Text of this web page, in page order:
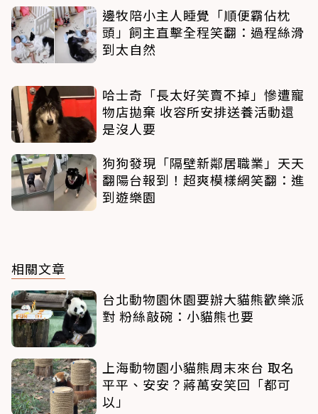
邊牧陪小主人睡覺「順便霸佔枕
頭」飼主直擊全程笑翻：過程絲滑
到太自然
哈士奇「長太好笑賣不掉」慘遭寵
物店拋棄 收容所安排送養活動還
是沒人要
狗狗發現「隔壁新鄰居職業」天天
翻陽台報到！超爽模樣網笑翻：進
到遊樂園
相關文章
台北動物園休園要辦大貓熊歡樂派
對 粉絲敲碗：小貓熊也要
上海動物園小貓熊周末來台 取名
平平、安安？蔣萬安笑回「都可
以」